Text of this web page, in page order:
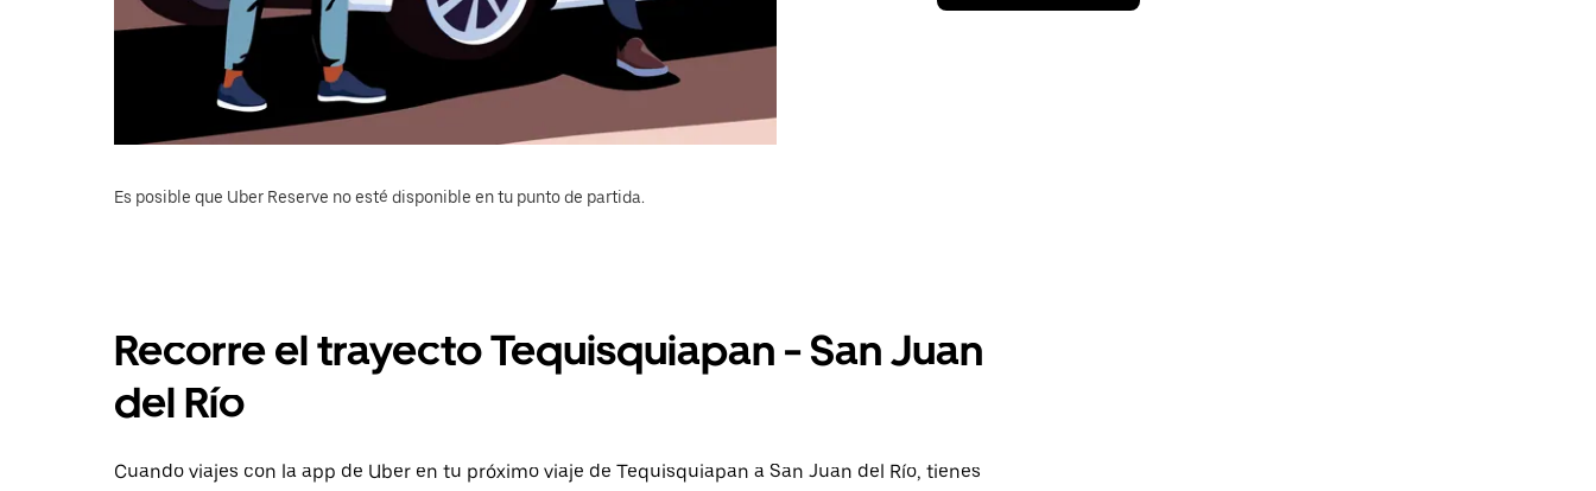
Es posible que Uber Reserve no esté disponible en tu punto de partida.
Recorre el trayecto Tequisquiapan - San Juan
del Río
Cuando viajes con la app de Uber en tu próximo viaje de Tequisquiapan a San Juan del Río, tienes